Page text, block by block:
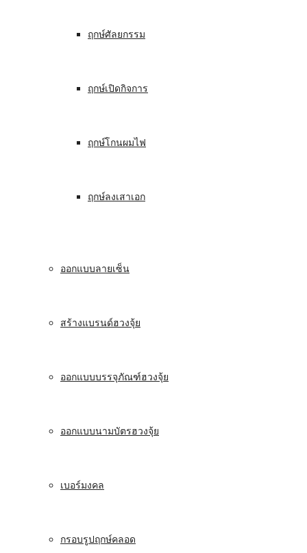
ฤกษ์ศัลยกรรม
ฤกษ์เปิดกิจการ
ฤกษ์โกนผมไฟ
ฤกษ์ลงเสาเอก
ออกแบบลายเซ็น
สร้างแบรนด์ฮวงจุ้ย
ออกแบบบรรจุภัณฑ์ฮวงจุ้ย
ออกแบบนามบัตรฮวงจุ้ย
เบอร์มงคล
กรอบรูปฤกษ์คลอด